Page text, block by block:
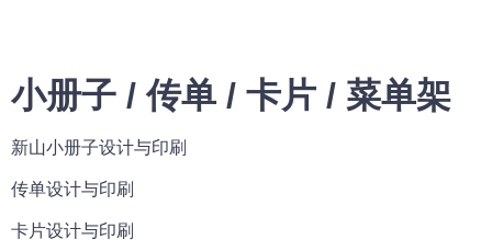
小册子 / 传单 / 卡片 / 菜单架
新山小册子设计与印刷
传单设计与印刷
卡片设计与印刷